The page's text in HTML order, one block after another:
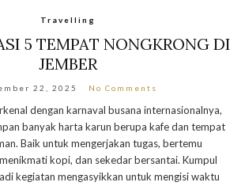
Travelling
5 TEMPAT NONGKRONG DI
JEMBER
22, 2025 No Comments
dengan karnaval busana internasionalnya,
banyak harta karun berupa kafe dan tempat
Baik untuk mengerjakan tugas, bertemu
kopi, dan sekedar bersantai. Kumpul
kegiatan mengasyikkan untuk mengisi waktu